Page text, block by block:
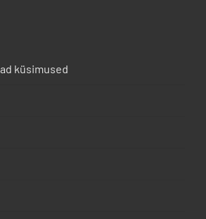
küsimused